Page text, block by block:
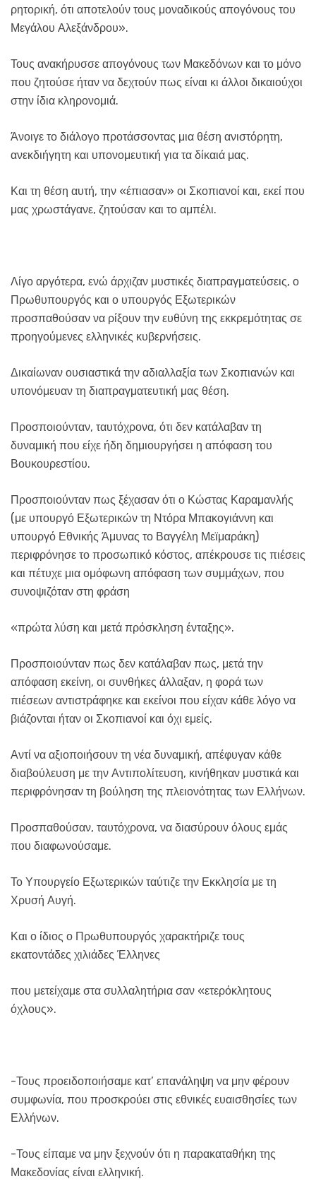
ρητορική, ότι αποτελούν τους μοναδικούς απογόνους του
Μεγάλου Αλεξάνδρου».
Τους ανακήρυσσε απογόνους των Μακεδόνων και το μόνο
που ζητούσε ήταν να δεχτούν πως είναι κι άλλοι δικαιούχοι
στην ίδια κληρονομιά.
Άνοιγε το διάλογο προτάσσοντας μια θέση ανιστόρητη,
ανεκδιήγητη και υπονομευτική για τα δίκαιά μας.
Και τη θέση αυτή, την «έπιασαν» οι Σκοπιανοί και, εκεί που
μας χρωστάγανε, ζητούσαν και το αμπέλι.
Λίγο αργότερα, ενώ άρχιζαν μυστικές διαπραγματεύσεις, ο
Πρωθυπουργός και ο υπουργός Εξωτερικών
προσπαθούσαν να ρίξουν την ευθύνη της εκκρεμότητας σε
προηγούμενες ελληνικές κυβερνήσεις.
Δικαίωναν ουσιαστικά την αδιαλλαξία των Σκοπιανών και
υπονόμευαν τη διαπραγματευτική μας θέση.
Προσποιούνταν, ταυτόχρονα, ότι δεν κατάλαβαν τη
δυναμική που είχε ήδη δημιουργήσει η απόφαση του
Βουκουρεστίου.
Προσποιούνταν πως ξέχασαν ότι ο Κώστας Καραμανλής
(με υπουργό Εξωτερικών τη Ντόρα Μπακογιάννη και
υπουργό Εθνικής Άμυνας το Βαγγέλη Μεϊμαράκη)
περιφρόνησε το προσωπικό κόστος, απέκρουσε τις πιέσεις
και πέτυχε μια ομόφωνη απόφαση των συμμάχων, που
συνοψιζόταν στη φράση
«πρώτα λύση και μετά πρόσκληση ένταξης».
Προσποιούνταν πως δεν κατάλαβαν πως, μετά την
απόφαση εκείνη, οι συνθήκες άλλαξαν, η φορά των
πιέσεων αντιστράφηκε και εκείνοι που είχαν κάθε λόγο να
βιάζονται ήταν οι Σκοπιανοί και όχι εμείς.
Αντί να αξιοποιήσουν τη νέα δυναμική, απέφυγαν κάθε
διαβούλευση με την Αντιπολίτευση, κινήθηκαν μυστικά και
περιφρόνησαν τη βούληση της πλειονότητας των Ελλήνων.
Προσπαθούσαν, ταυτόχρονα, να διασύρουν όλους εμάς
που διαφωνούσαμε.
Το Υπουργείο Εξωτερικών ταύτιζε την Εκκλησία με τη
Χρυσή Αυγή.
Και ο ίδιος ο Πρωθυπουργός χαρακτήριζε τους
εκατοντάδες χιλιάδες Έλληνες
που μετείχαμε στα συλλαλητήρια σαν «ετερόκλητους
όχλους».
-Τους προειδοποιήσαμε κατ’ επανάληψη να μην φέρουν
συμφωνία, που προσκρούει στις εθνικές ευαισθησίες των
Ελλήνων.
-Τους είπαμε να μην ξεχνούν ότι η παρακαταθήκη της
Μακεδονίας είναι ελληνική.